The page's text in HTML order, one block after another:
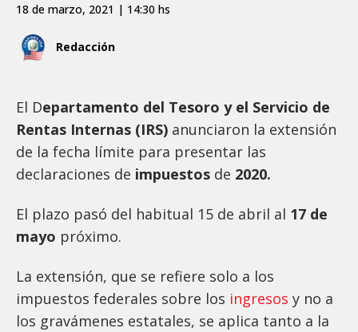
Redacción
18 de marzo, 2021 | 14:30 hs
El Departamento del Tesoro y el Servicio de
Rentas Internas (IRS) anunciaron la extensión
de la fecha límite para presentar las
declaraciones de impuestos de 2020.
El plazo pasó del habitual 15 de abril al 17 de
mayo próximo.
La extensión, que se refiere solo a los
impuestos federales sobre los ingresos y no a
los gravámenes estatales, se aplica tanto a la